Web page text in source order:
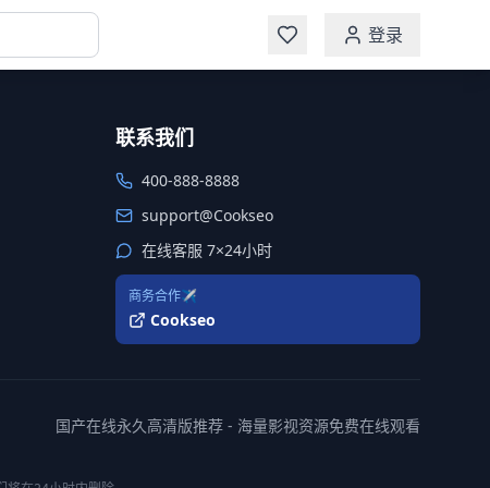
登录
联系我们
400-888-8888
support@Cookseo
在线客服 7×24小时
商务合作✈️
Cookseo
国产在线永久高清版推荐 - 海量影视资源免费在线观看